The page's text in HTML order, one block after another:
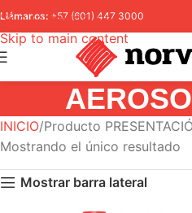
Skip to navigation
Skip to main content
Llámanos: +57 (601) 447 3000
INICIO Producto
Mostrando el único resultado
Mostrar barra lateral